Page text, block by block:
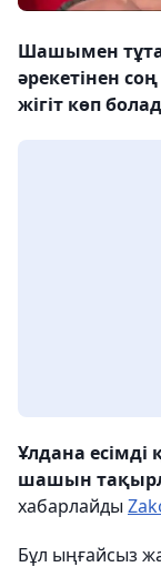
Шашымен
әрекетінен
жігіт көп
Ұлдана
шашын
хабарлайды
Бұл ыңғайсыз